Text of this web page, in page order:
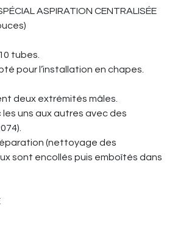
ASPIRATION CENTRALISÉE
tubes.
pour l’installation en chapes.
deux extrémités mâles.
uns aux autres avec des
(nettoyage des
sont encollés puis emboîtés dans